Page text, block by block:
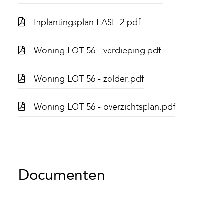
Inplantingsplan FASE 2.pdf
Woning LOT 56 - verdieping.pdf
Woning LOT 56 - zolder.pdf
Woning LOT 56 - overzichtsplan.pdf
Documenten